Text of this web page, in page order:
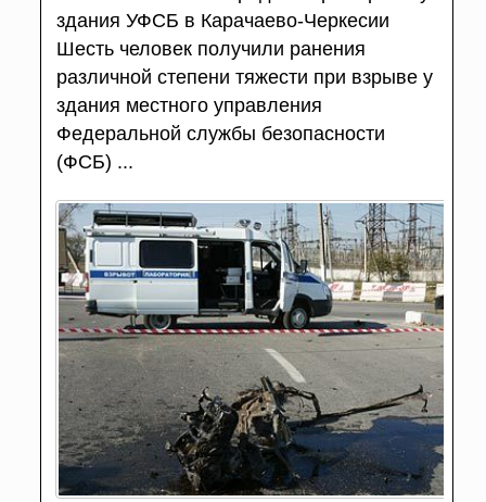
здания УФСБ в Карачаево-Черкесии
Шесть человек получили ранения
различной степени тяжести при взрыве у
здания местного управления
Федеральной службы безопасности
(ФСБ) ...